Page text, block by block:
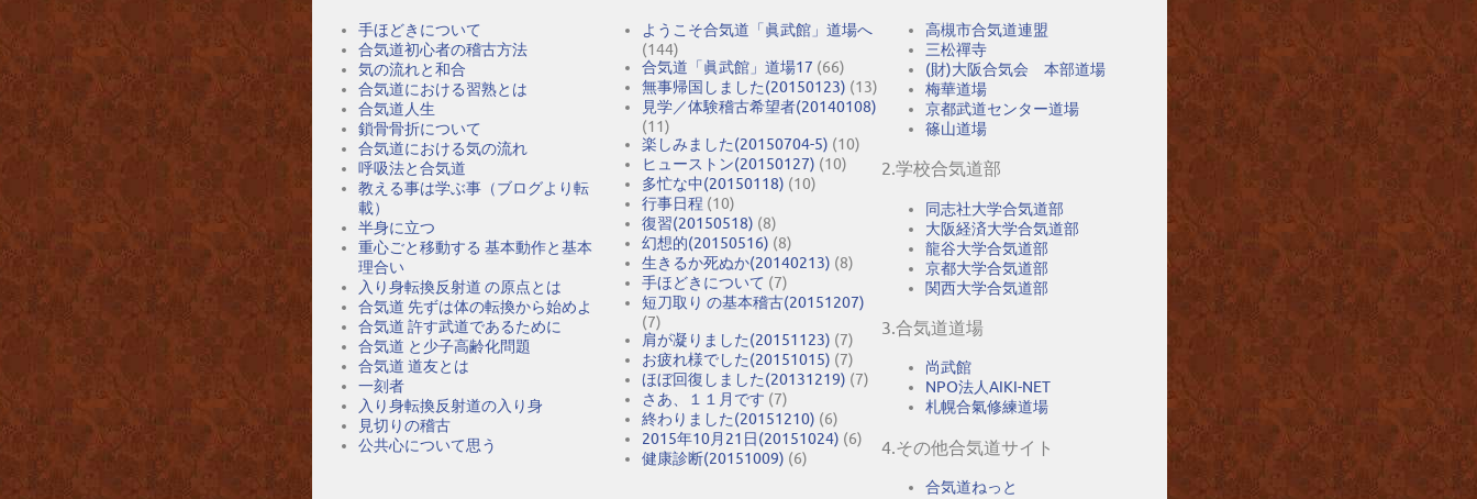
手ほどきについて
合気道初心者の稽古方法
気の流れと和合
合気道における習熟とは
合気道人生
鎖骨骨折について
合気道における気の流れ
呼吸法と合気道
教える事は学ぶ事（ブログより転
載）
半身に立つ
重心ごと移動する 基本動作と基本
理合い
入り身転換反射道 の原点とは
合気道 先ずは体の転換から始めよ
合気道 許す武道であるために
合気道 と少子高齢化問題
合気道 道友とは
一刻者
入り身転換反射道の入り身
見切りの稽古
公共心について思う
ようこそ合気道「眞武館」道場へ
(144)
合気道「眞武館」道場17 (66)
無事帰国しました(20150123) (13)
見学／体験稽古希望者(20140108)
(11)
楽しみました(20150704-5) (10)
ヒューストン(20150127) (10)
多忙な中(20150118) (10)
行事日程 (10)
復習(20150518) (8)
幻想的(20150516) (8)
生きるか死ぬか(20140213) (8)
手ほどきについて (7)
短刀取り の基本稽古(20151207)
(7)
肩が凝りました(20151123) (7)
お疲れ様でした(20151015) (7)
ほぼ回復しました(20131219) (7)
さあ、１１月です (7)
終わりました(20151210) (6)
2015年10月21日(20151024) (6)
健康診断(20151009) (6)
高槻市合気道連盟
三松禪寺
(財)大阪合気会 本部道場
梅華道場
京都武道センター道場
篠山道場
2.学校合気道部
同志社大学合気道部
大阪経済大学合気道部
龍谷大学合気道部
京都大学合気道部
関西大学合気道部
3.合気道道場
尚武館
NPO法人AIKI-NET
札幌合氣修練道場
4.その他合気道サイト
合気道ねっと